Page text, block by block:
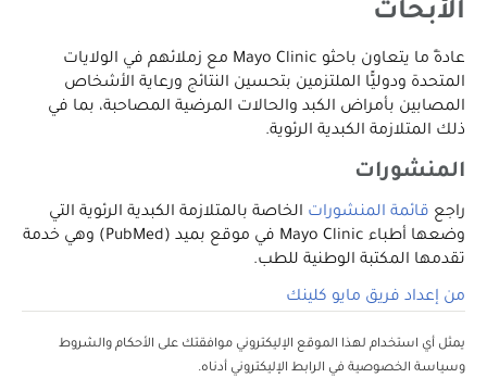
الأبحاث
عادةً ما يتعاون باحثو Mayo Clinic مع زملائهم في الولايات
المتحدة ودوليًّا الملتزمين بتحسين النتائج ورعاية الأشخاص
المصابين بأمراض الكبد والحالات المرضية المصاحبة، بما في
ذلك المتلازمة الكبدية الرئوية.
المنشورات
راجع قائمة المنشورات الخاصة بالمتلازمة الكبدية الرئوية التي
وضعها أطباء Mayo Clinic في موقع بميد (PubMed) وهي خدمة
تقدمها المكتبة الوطنية للطب.
من إعداد فريق مايو كلينك
يمثل أي استخدام لهذا الموقع الإليكتروني موافقتك على الأحكام والشروط
وسياسة الخصوصية في الرابط الإليكتروني أدناه.